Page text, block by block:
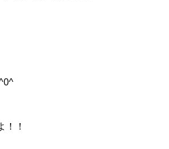
！！